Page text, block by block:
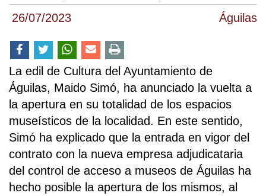
26/07/2023 Águilas
La edil de Cultura del Ayuntamiento de
Águilas, Maido Simó, ha anunciado la vuelta a
la apertura en su totalidad de los espacios
museísticos de la localidad. En este sentido,
Simó ha explicado que la entrada en vigor del
contrato con la nueva empresa adjudicataria
del control de acceso a museos de Águilas ha
hecho posible la apertura de los mismos, al